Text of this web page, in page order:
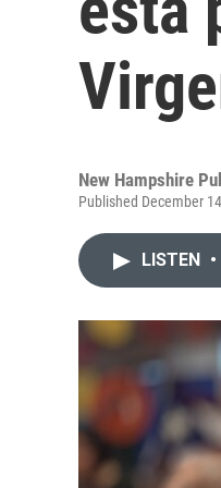
New Hampshire
Published December
LISTEN •